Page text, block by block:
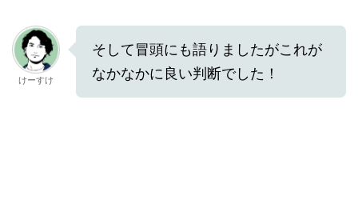
けーすけ
そして冒頭にも語りましたがこれが
なかなかに良い判断でした！